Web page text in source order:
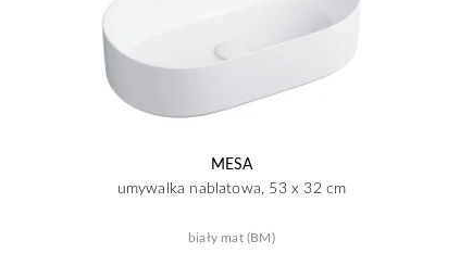
MESA
umywalka nablatowa, 53 x 32 cm
biały mat (BM)